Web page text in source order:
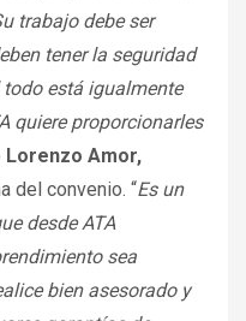
trabajo debe ser
tener la seguridad
está igualmente
quiere proporcionarles
Lorenzo Amor,
del convenio. “Es un
desde ATA
sea
bien asesorado y